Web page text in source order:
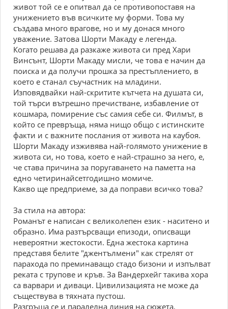
живот той се е опитвал да се противопоставя на
унижението във всичките му форми. Това му
създава много врагове, но и му донася много
уважение. Затова Шорти Макаду е легенда.
Когато решава да разкаже живота си пред Хари
Винсънт, Шорти Макаду мисли, че това е начин да
поиска и да получи прошка за престъплението, в
което е станал съучастник на младини.
Изповядвайки най-скритите кътчета на душата си,
той търси вътрешно пречистване, избавление от
кошмара, помирение със самия себе си. Филмът, в
който се превръща, няма нищо общо с истинските
факти и с важните послания от живота на каубоя.
Шорти Макаду изживява най-голямото унижение в
живота си, но това, което е най-страшно за него, е,
че става причина за поругаването на паметта на
едно четиринайсетгодишно момиче.
Какво ще предприеме, за да поправи всичко това?
За стила на автора:
Романът е написан с великолепен език - наситено и
образно. Има разтърсващи епизоди, описващи
невероятни жестокости. Една жестока картина
представя белите "джентълмени" как стрелят от
парахода по преминаващо стадо бизони и изпълват
реката с трупове и кръв. За Вандерхейг такива хора
са варвари и диваци. Цивилизацията не може да
съществува в тяхната пустош.
Разгръща се и паралелна линия на сюжета,